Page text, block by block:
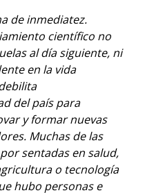
de inmediatez.
científico no
al día siguiente, ni
en la vida
del país para
y formar nuevas
Muchas de las
sentadas en salud,
o tecnología
hubo personas e